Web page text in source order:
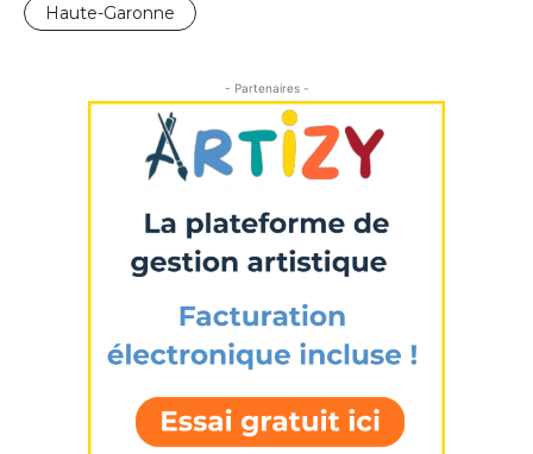
Haute-Garonne
- Partenaires -